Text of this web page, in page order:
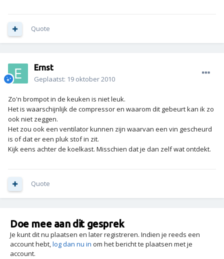
Quote
Ernst
Geplaatst: 19 oktober 2010
Zo'n brompot in de keuken is niet leuk.
Het is waarschijnlijk de compressor en waarom dit gebeurt kan ik zo
ook niet zeggen.
Het zou ook een ventilator kunnen zijn waarvan een vin gescheurd
is of dat er een pluk stof in zit.
Kijk eens achter de koelkast. Misschien dat je dan zelf wat ontdekt.
Quote
Doe mee aan dit gesprek
Je kunt dit nu plaatsen en later registreren. Indien je reeds een
account hebt,log dan nu in om het bericht te plaatsen met je
account.